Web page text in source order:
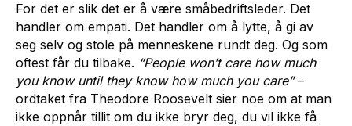
For det er slik det er å være småbedriftsleder. Det
handler om empati. Det handler om å lytte, å gi av
seg selv og stole på menneskene rundt deg. Og som
oftest får du tilbake. “People won’t care how much
you know until they know how much you care”–
ordtaket fra Theodore Roosevelt sier noe om at man
ikke oppnår tillit om du ikke bryr deg, du vil ikke få